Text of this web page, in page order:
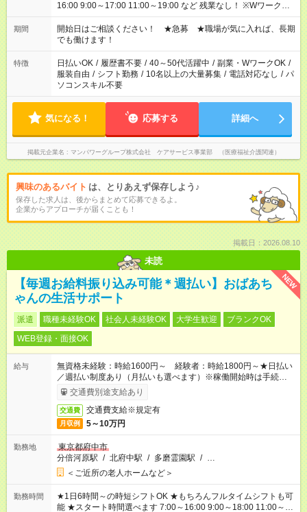
16:00 9:00～17:00 11:00～19:00 など 残業なし！ ※Wワークの
場合、他のお仕事と合わせ週40時間超の就業はご案内できませ
ん ※法令に基づき、週20時間以上勤務は社会保険への加入対象
となります ※労働者派遣法（日雇い派遣の原則禁止）により、
短時間・短期間の就業はご案内が難しい場合があります
期間
開始日はご相談ください！ ★急募 ★職場が気に入れば、長期
でも働けます！
特徴 日払いOK / 履歴書不要 / 40～50代活躍中 / 副業・WワークOK /
服装自由 / シフト勤務 / 10名以上の大量募集 / 電話対応なし / パ
ソコンスキル不要
気になる！ 応募する 詳細へ
掲載元企業名 マンパワーグループ株式会社 ケアサービス事業部 （医療福祉介護関連）
興味のあるバイト は、とりあえず保存しよう♪
保存した求人は、後からまとめて応募できるよ。
企業からアプローチが届くことも！
掲載日：2026.08.10
未読
NEW
【毎週お給料振り込み可能＊週払い】おばあち
ゃんの生活サポート
派遣 職種未経験OK 社会人未経験OK 大学生歓迎
ブランクOK
WEB登録・面接OK
給与
無資格未経験：時給1600円～ 経験者：時給1800円～★日払い
／週払い制度あり（月払いも選べます）※稼働開始時は手続き完
了次第のお支払いとなります。
交通費別途支給あり
交通費 交通費支給※規定有
月収例 5～10万円
勤務地
東京都府中市
分倍河原駅 / 北府中駅 / 多磨霊園駅 / …
＜ご近所の老人ホームなど＞
勤務時間
★1日6時間～の時短シフトOK ★もちろんフルタイムシフトも可
能 ★スタート時間選べます 7:00～16:00 9:00～18:00 11:00～